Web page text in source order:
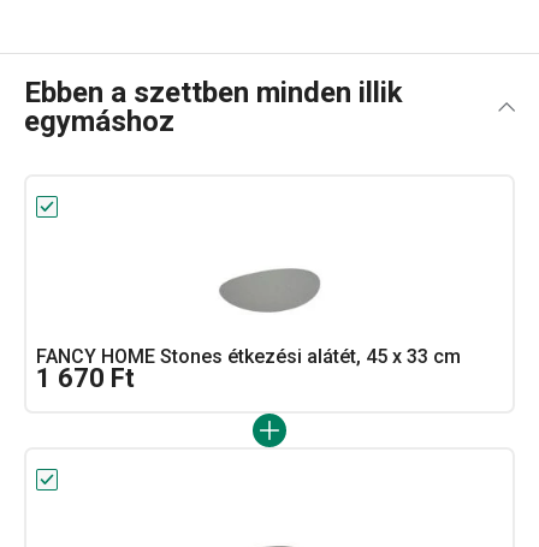
Ebben a szettben minden illik
egymáshoz
FANCY HOME Stones étkezési alátét, 45 x 33 cm
1 670 Ft